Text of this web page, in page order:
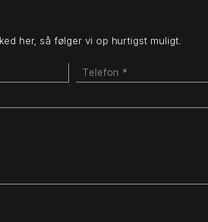
her, så følger vi op hurtigst muligt.